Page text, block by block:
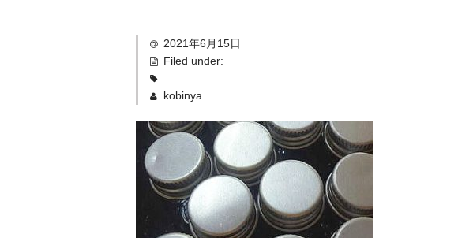
2021年6月15日
Filed under:
kobinya